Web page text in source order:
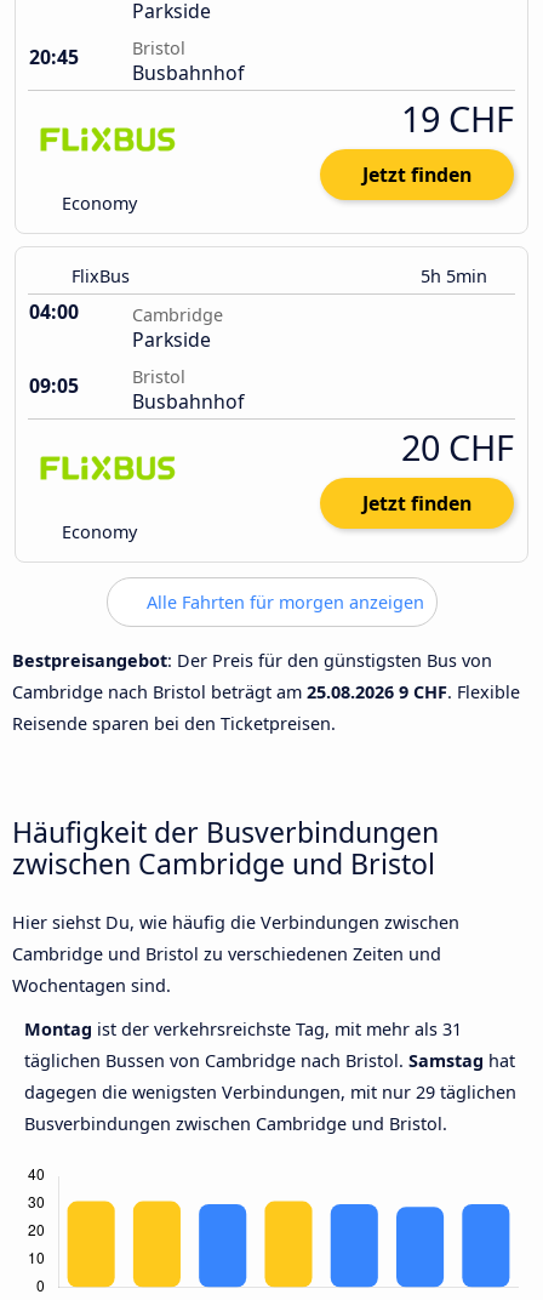
Parkside
20:45
Bristol
Busbahnhof
Economy
19 CHF
Jetzt finden
FlixBus 5h 5min
04:00 Cambridge
Parkside
09:05
Bristol
Busbahnhof
Economy
20 CHF
Jetzt finden
Alle Fahrten für morgen anzeigen
Bestpreisangebot: Der Preis für den günstigsten Bus von
Cambridge nach Bristol beträgt am 25.08.2026 9 CHF. Flexible
Reisende sparen bei den Ticketpreisen.
Häufigkeit der Busverbindungen
zwischen Cambridge und Bristol
Hier siehst Du, wie häufig die Verbindungen zwischen
Cambridge und Bristol zu verschiedenen Zeiten und
Wochentagen sind.
Montag ist der verkehrsreichste Tag, mit mehr als 31
täglichen Bussen von Cambridge nach Bristol. Samstag hat
dagegen die wenigsten Verbindungen, mit nur 29 täglichen
Busverbindungen zwischen Cambridge und Bristol.